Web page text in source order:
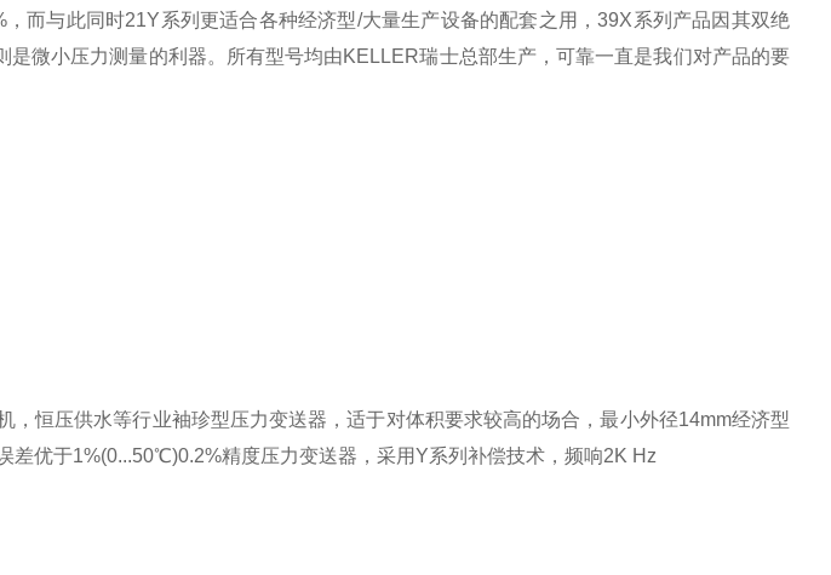
而与此同时21Y系列更适合各种经济型/大量生产设备的配套之用，39X系列产品因其双绝
是微小压力测量的利器。所有型号均由KELLER瑞士总部生产，可靠一直是我们对产品的要
，恒压供水等行业袖珍型压力变送器，适于对体积要求较高的场合，最小外径14mm经济型
差优于1%(0...50℃)0.2%精度压力变送器，采用Y系列补偿技术，频响2K Hz